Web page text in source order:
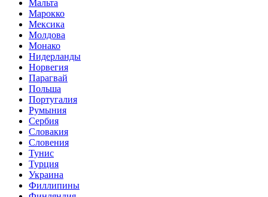
Мальта
Марокко
Мексика
Молдова
Монако
Нидерланды
Норвегия
Парагвай
Польша
Португалия
Румыния
Сербия
Словакия
Словения
Тунис
Турция
Украина
Филлипины